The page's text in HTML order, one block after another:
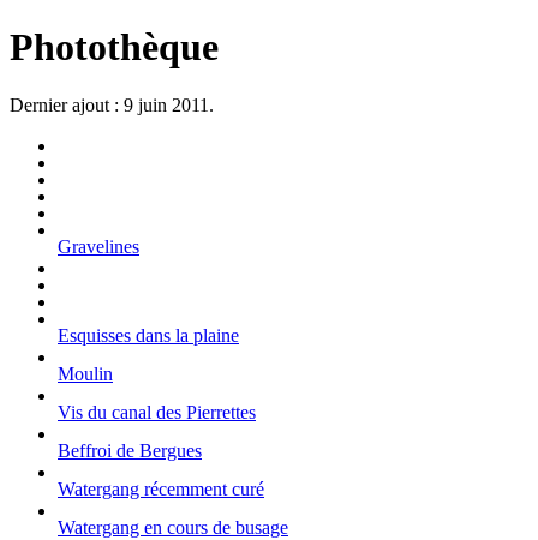
Photothèque
Dernier ajout : 9 juin 2011.
Gravelines
Esquisses dans la plaine
Moulin
Vis du canal des Pierrettes
Beffroi de Bergues
Watergang récemment curé
Watergang en cours de busage